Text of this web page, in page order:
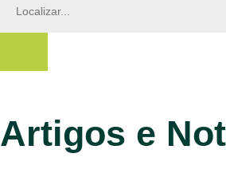
Artigos e